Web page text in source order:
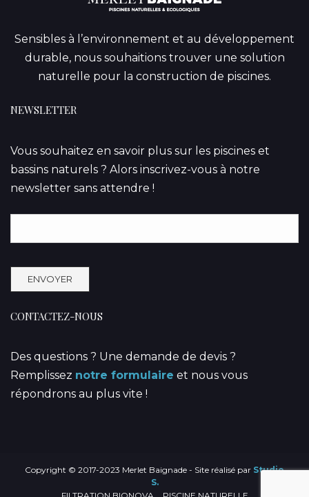
Sensibles à l’environnement et au développement
durable, nous souhaitions trouver une solution
naturelle pour la construction de piscines.
NEWSLETTER
Vous souhaitez en savoir plus sur les piscines et
bassins naturels ? Alors inscrivez-vous à notre
newsletter sans attendre !
CONTACTEZ-NOUS
Des questions ? Une demande de devis ?
Remplissez notre formulaire et nous vous
répondrons au plus vite !
Copyright © 2017-2023 Merlet Baignade - Site réalisé par Studio
S.